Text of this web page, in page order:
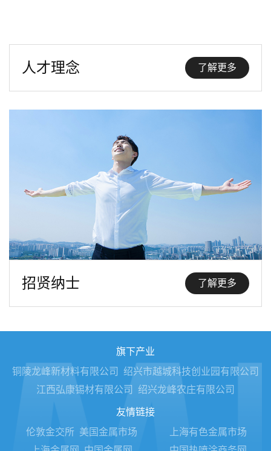
人才理念 了解更多
招贤纳士 了解更多
旗下产业
铜陵龙峰新材料有限公司
绍兴市越城科技创业园有限公司
江西弘康锡材有限公司
绍兴龙峰农庄有限公司
友情链接
伦敦金交所 美国金属市场
上海有色金属市场